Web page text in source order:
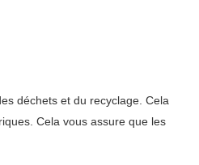
déchets et du recyclage. Cela
Cela vous assure que les